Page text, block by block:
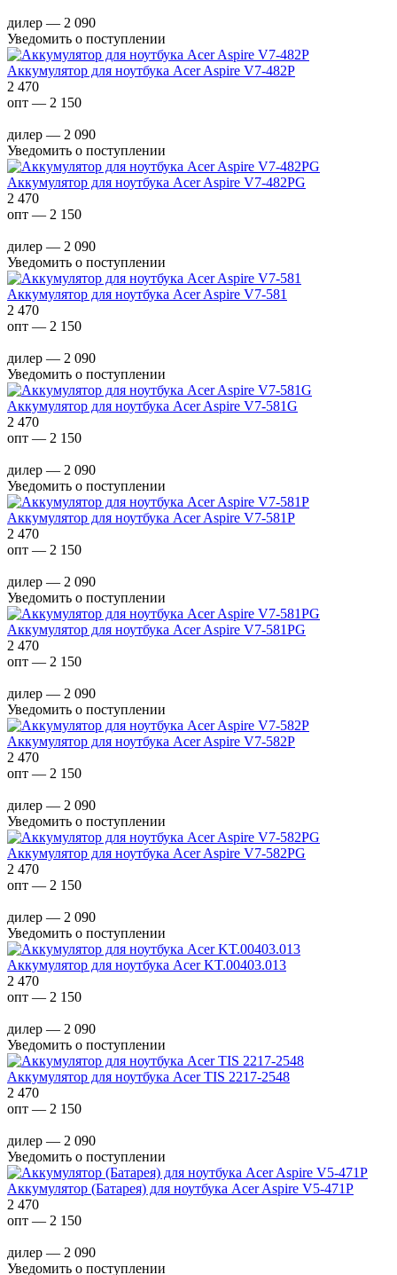
дилер — 2 090
Уведомить о поступлении
Аккумулятор для ноутбука Acer Aspire V7-482P
2 470
опт — 2 150
дилер — 2 090
Уведомить о поступлении
Аккумулятор для ноутбука Acer Aspire V7-482PG
2 470
опт — 2 150
дилер — 2 090
Уведомить о поступлении
Аккумулятор для ноутбука Acer Aspire V7-581
2 470
опт — 2 150
дилер — 2 090
Уведомить о поступлении
Аккумулятор для ноутбука Acer Aspire V7-581G
2 470
опт — 2 150
дилер — 2 090
Уведомить о поступлении
Аккумулятор для ноутбука Acer Aspire V7-581P
2 470
опт — 2 150
дилер — 2 090
Уведомить о поступлении
Аккумулятор для ноутбука Acer Aspire V7-581PG
2 470
опт — 2 150
дилер — 2 090
Уведомить о поступлении
Аккумулятор для ноутбука Acer Aspire V7-582P
2 470
опт — 2 150
дилер — 2 090
Уведомить о поступлении
Аккумулятор для ноутбука Acer Aspire V7-582PG
2 470
опт — 2 150
дилер — 2 090
Уведомить о поступлении
Аккумулятор для ноутбука Acer KT.00403.013
2 470
опт — 2 150
дилер — 2 090
Уведомить о поступлении
Аккумулятор для ноутбука Acer TIS 2217-2548
2 470
опт — 2 150
дилер — 2 090
Уведомить о поступлении
Аккумулятор (Батарея) для ноутбука Acer Aspire V5-471P
2 470
опт — 2 150
дилер — 2 090
Уведомить о поступлении